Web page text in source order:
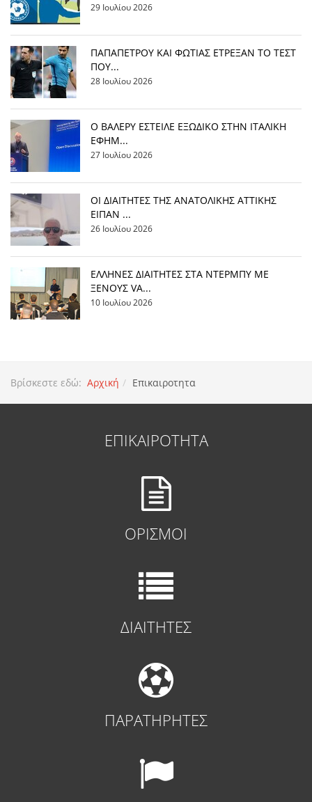
29 Ιουλίου 2026
ΠΑΠΑΠΕΤΡΟΥ ΚΑΙ ΦΩΤΙΑΣ ΕΤΡΕΞΑΝ ΤΟ ΤΕΣΤ
ΠΟΥ...
28 Ιουλίου 2026
Ο ΒΑΛΕΡΥ ΕΣΤΕΙΛΕ ΕΞΩΔΙΚΟ ΣΤΗΝ ΙΤΑΛΙΚΗ
ΕΦΗΜ...
27 Ιουλίου 2026
ΟΙ ΔΙΑΙΤΗΤΕΣ ΤΗΣ ΑΝΑΤΟΛΙΚΗΣ ΑΤΤΙΚΗΣ
ΕΙΠΑΝ ...
26 Ιουλίου 2026
EΛΛΗΝΕΣ ΔΙΑΙΤΗΤΕΣ ΣΤΑ ΝΤΕΡΜΠΥ ΜΕ
ΞΕΝΟΥΣ VA...
10 Ιουλίου 2026
Βρίσκεστε εδώ: Αρχική Επικαιροτητα
ΕΠΙΚΑΙΡΟΤΗΤΑ
ΟΡΙΣΜΟΙ
ΔΙΑΙΤΗΤΕΣ
ΠΑΡΑΤΗΡΗΤΕΣ